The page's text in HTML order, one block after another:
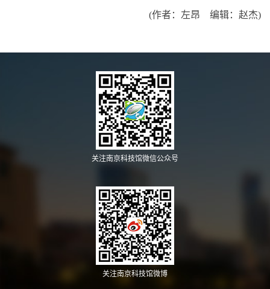
(作者：左昂 编辑：赵杰)
关注南京科技馆微信公众号
关注南京科技馆微博